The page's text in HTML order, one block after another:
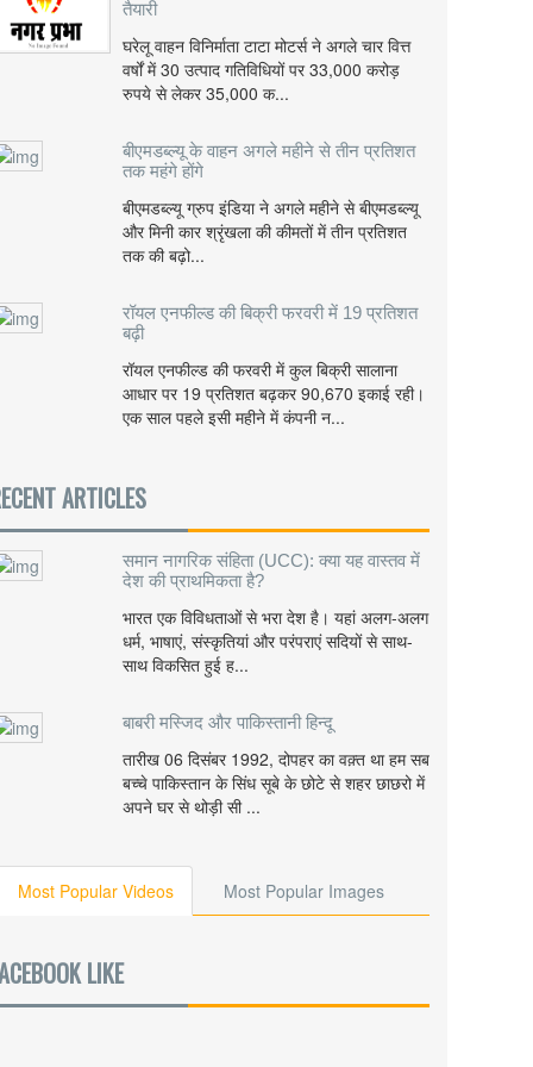
तैयारी
घरेलू वाहन विनिर्माता टाटा मोटर्स ने अगले चार वित्त
वर्षों में 30 उत्पाद गतिविधियों पर 33,000 करोड़
रुपये से लेकर 35,000 क...
बीएमडब्ल्यू के वाहन अगले महीने से तीन प्रतिशत
तक महंगे होंगे
बीएमडब्ल्यू ग्रुप इंडिया ने अगले महीने से बीएमडब्ल्यू
और मिनी कार श्रृंखला की कीमतों में तीन प्रतिशत
तक की बढ़ो...
रॉयल एनफील्ड की बिक्री फरवरी में 19 प्रतिशत
बढ़ी
रॉयल एनफील्ड की फरवरी में कुल बिक्री सालाना
आधार पर 19 प्रतिशत बढ़कर 90,670 इकाई रही।
एक साल पहले इसी महीने में कंपनी न...
ARTICLES
समान नागरिक संहिता (UCC): क्या यह वास्तव में
देश की प्राथमिकता है?
भारत एक विविधताओं से भरा देश है। यहां अलग-अलग
धर्म, भाषाएं, संस्कृतियां और परंपराएं सदियों से साथ-
साथ विकसित हुई ह...
बाबरी मस्जिद और पाकिस्तानी हिन्दू
तारीख 06 दिसंबर 1992, दोपहर का वक़्त था हम सब
बच्चे पाकिस्तान के सिंध सूबे के छोटे से शहर छाछरो में
अपने घर से थोड़ी सी ...
Most Popular Videos Most Popular Images
LIKE